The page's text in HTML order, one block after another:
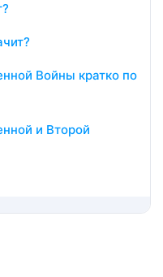
Войны кратко по
и Второй